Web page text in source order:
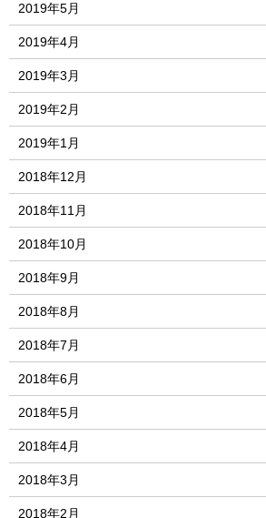
2019年5月
2019年4月
2019年3月
2019年2月
2019年1月
2018年12月
2018年11月
2018年10月
2018年9月
2018年8月
2018年7月
2018年6月
2018年5月
2018年4月
2018年3月
2018年2月